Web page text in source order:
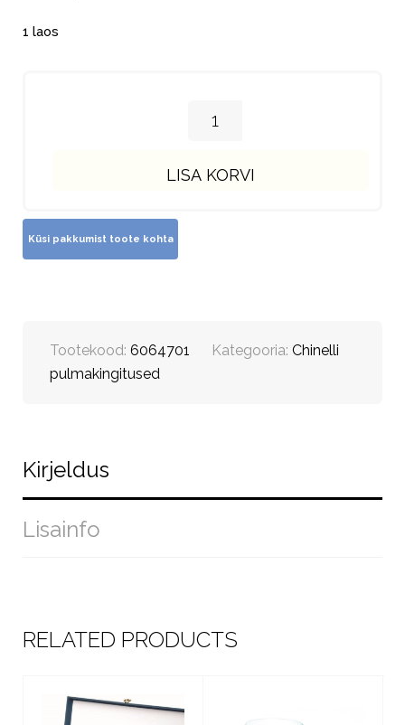
1 laos
LISA KORVI
Tootekood: 6064701 Kategooria: Chinelli
pulmakingitused
Kirjeldus
Lisainfo
RELATED PRODUCTS